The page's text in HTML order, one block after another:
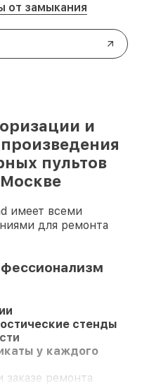
от замыкания
и
пультов
имеет всеми
для ремонта
стенды
у каждого
ремонта